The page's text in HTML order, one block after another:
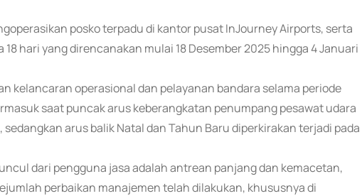
posko terpadu di kantor pusat InJourney Airports, serta
hari yang direncanakan mulai 18 Desember 2025 hingga 4 Januari
kelancaran operasional dan pelayanan bandara selama periode
saat puncak arus keberangkatan penumpang pesawat udara
arus balik Natal dan Tahun Baru diperkirakan terjadi pada
dari pengguna jasa adalah antrean panjang dan kemacetan,
perbaikan manajemen telah dilakukan, khususnya di